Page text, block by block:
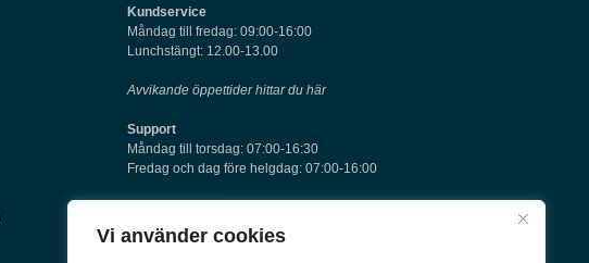
Vi använder cookies
Kundservice
Måndag till fredag: 09:00-16:00
Lunchstängt: 12.00-13.00
Avvikande öppettider hittar du här
Support
Måndag till torsdag: 07:00-16:30
Fredag och dag före helgdag: 07:00-16:00
KONTAKTA OSS